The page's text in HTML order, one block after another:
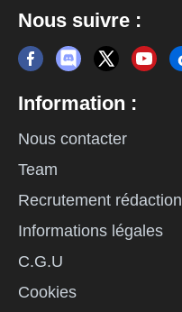
Nous suivre :
Information :
Nous contacter
Team
Recrutement rédaction
Informations légales
C.G.U
Cookies